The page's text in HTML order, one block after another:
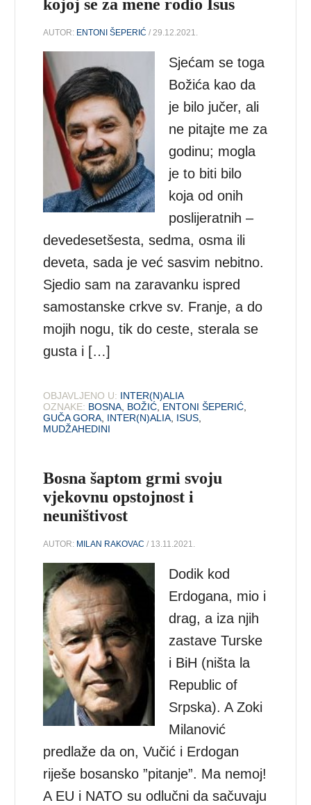
kojoj se za mene rodio Isus
AUTOR: ENTONI ŠEPERIĆ / 29.12.2021.
Sjećam se toga
Božića kao da
je bilo jučer, ali
ne pitajte me za
godinu; mogla
je to biti bilo
koja od onih
poslijeratnih –
devedesetšesta, sedma, osma ili
deveta, sada je već sasvim nebitno.
Sjedio sam na zaravanku ispred
samostanske crkve sv. Franje, a do
mojih nogu, tik do ceste, sterala se
gusta i […]
OBJAVLJENO U: INTER(N)ALIA
OZNAKE: BOSNA, BOŽIĆ, ENTONI ŠEPERIĆ,
GUČA GORA, INTER(N)ALIA, ISUS,
MUDŽAHEDINI
Bosna šaptom grmi svoju
vjekovnu opstojnost i
neuništivost
AUTOR: MILAN RAKOVAC / 13.11.2021.
Dodik kod
Erdogana, mio i
drag, a iza njih
zastave Turske
i BiH (ništa la
Republic of
Srpska). A Zoki
Milanović
predlaže da on, Vučić i Erdogan
riješe bosansko ”pitanje”. Ma nemoj!
A EU i NATO su odlučni da sačuvaju